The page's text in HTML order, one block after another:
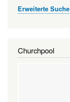
Erweiterte Suche
Churchpool